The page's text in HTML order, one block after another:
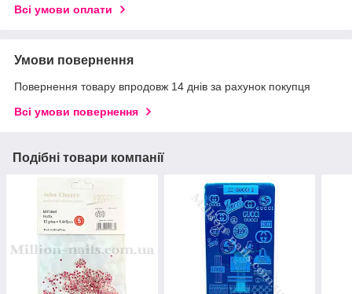
Всі умови оплати
Умови повернення
Повернення товару впродовж 14 днів за рахунок покупця
Всі умови повернення
Подібні товари компанії